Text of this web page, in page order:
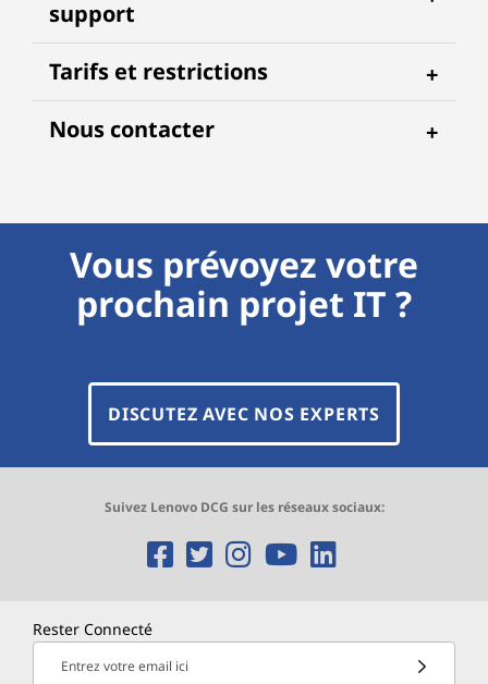
support
Tarifs et restrictions
Nous contacter
Vous prévoyez votre
prochain projet IT ?
DISCUTEZ AVEC NOS EXPERTS
Suivez Lenovo DCG sur les réseaux sociaux:
O
e
n
O
e
O
e
O
e
O
e
Rester Connecté
Entrez votre email ici